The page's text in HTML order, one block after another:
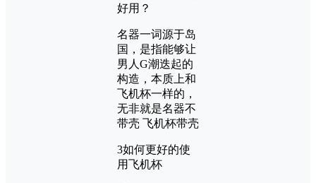
好用？
名器一词源于岛
国，是指能够让
男人G潮迭起的
构造，本质上和
飞机杯一样的，
无非就是名器不
带壳 飞机杯带壳
3如何更好的使
用飞机杯